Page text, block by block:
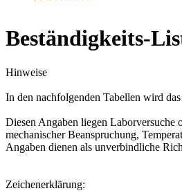
Beständigkeits-
Hinweise
In den nachfolgenden Tabellen wird
Diesen Angaben liegen Laborversuche
mechanischer Beanspruchung,
Angaben dienen als unverbindliche
Zeichenerklärung: